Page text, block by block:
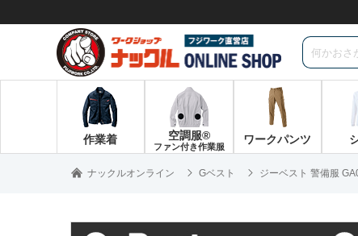
作業着 空調服®
ファン付き作業服
ワークパンツ
ナックルオンライン Gベスト ジーベスト 警備服